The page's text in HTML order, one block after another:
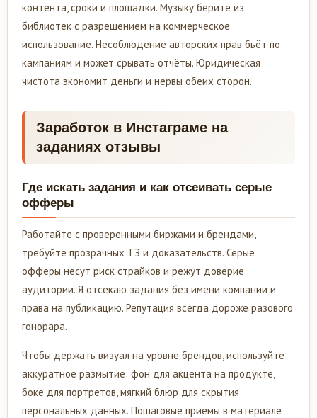
контента, сроки и площадки. Музыку берите из
библиотек с разрешением на коммерческое
использование. Несоблюдение авторских прав бьёт по
кампаниям и может срывать отчёты. Юридическая
чистота экономит деньги и нервы обеих сторон.
Заработок в Инстаграме на
заданиях отзывы
Где искать задания и как отсеивать серые
офферы
Работайте с проверенными биржами и брендами,
требуйте прозрачных ТЗ и доказательств. Серые
офферы несут риск страйков и режут доверие
аудитории. Я отсекаю задания без имени компании и
права на публикацию. Репутация всегда дороже разового
гонорара.
Чтобы держать визуал на уровне брендов, используйте
аккуратное размытие: фон для акцента на продукте,
боке для портретов, мягкий блюр для скрытия
персональных данных. Пошаговые приёмы в материале